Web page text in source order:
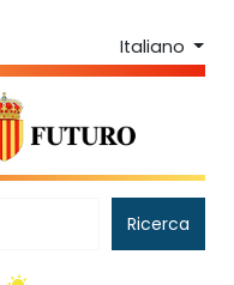
Italiano
Ricerca